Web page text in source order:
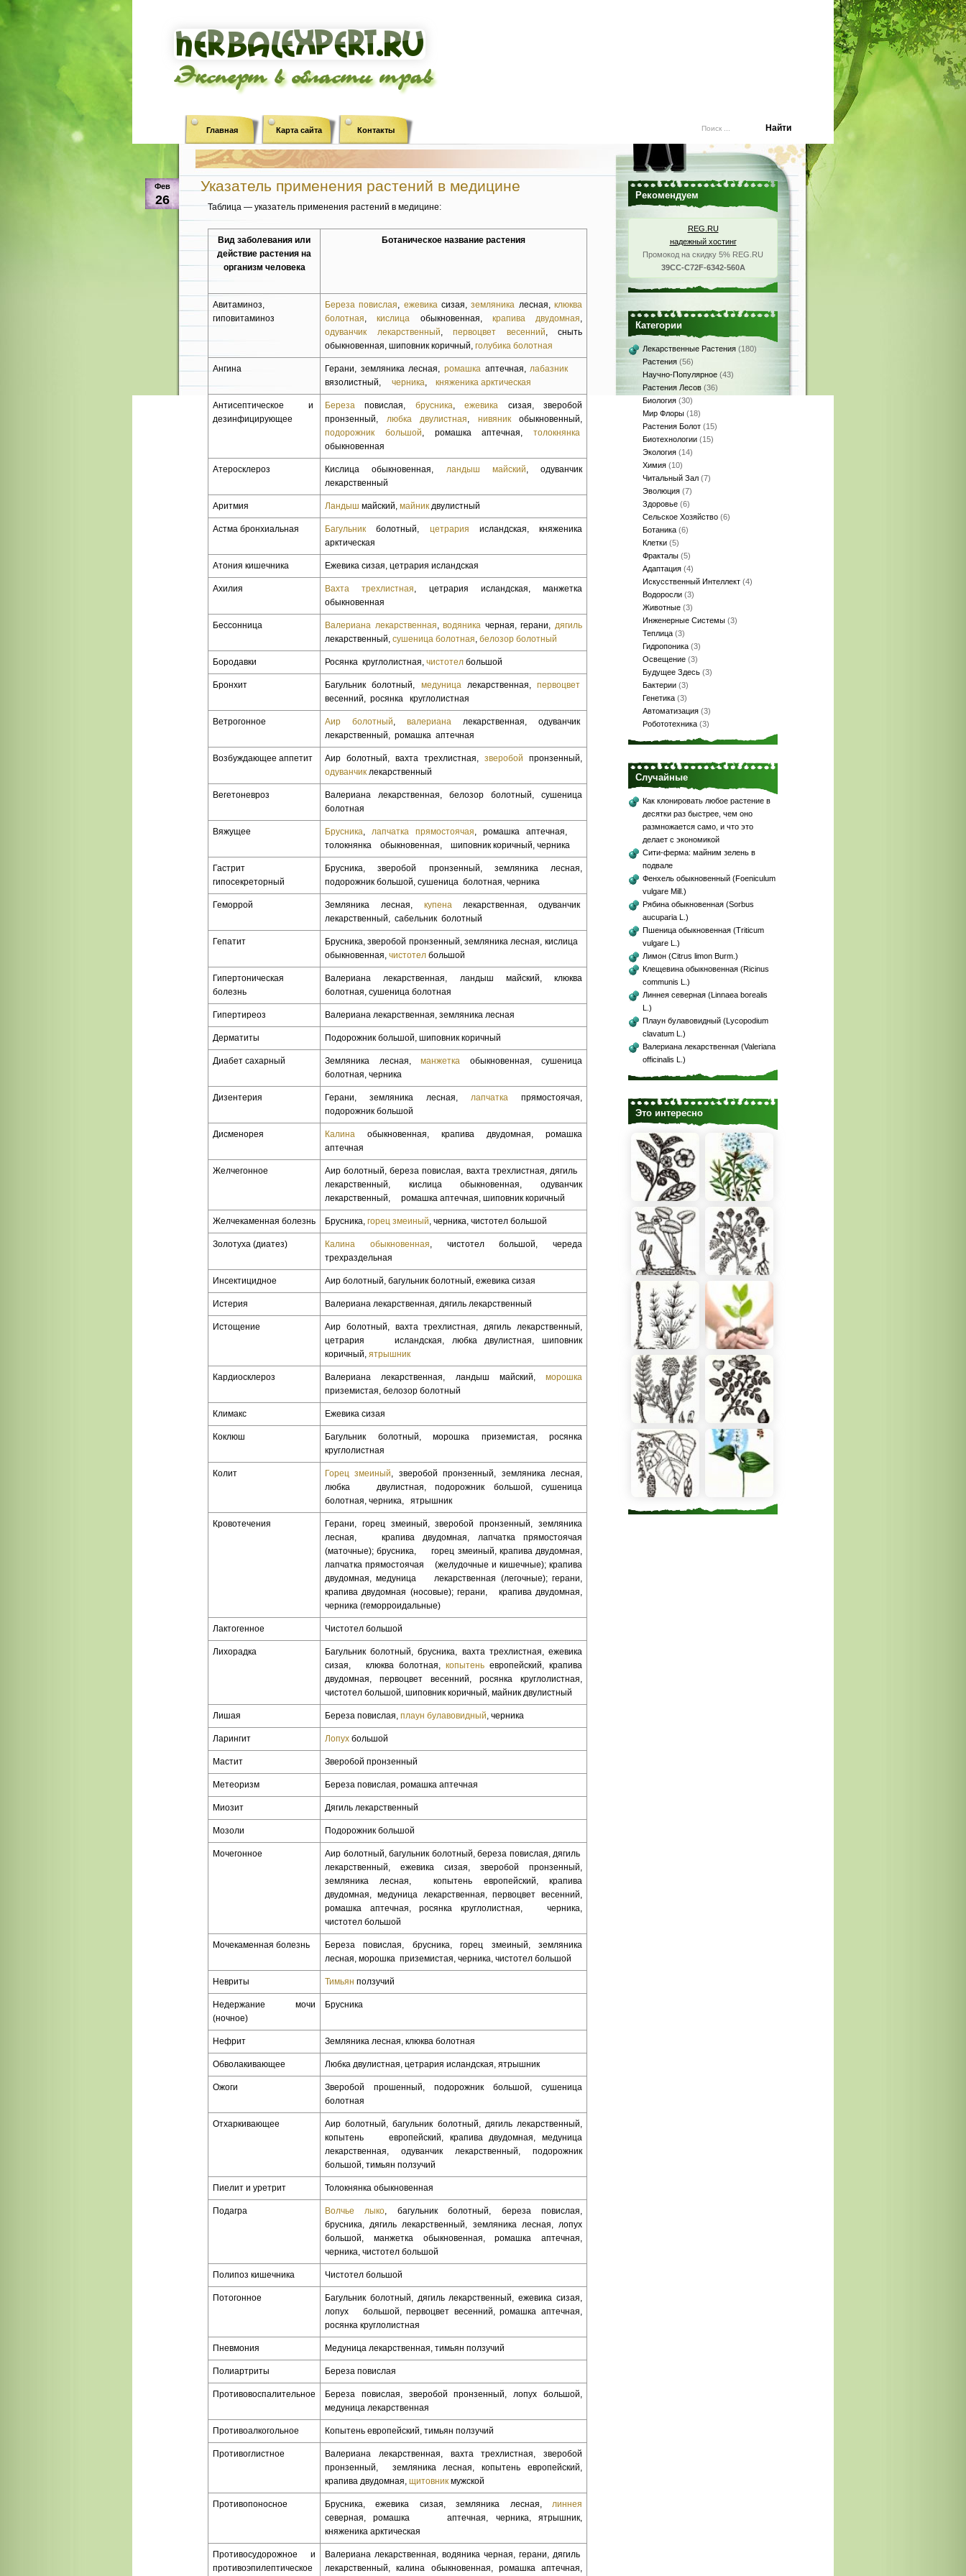
Эксперт в области трав
Главная Карта сайта Контакты
Фев
26
Указатель применения растений в медицине
Таблица — указатель применения растений в медицине:
Вид заболевания или
действие растения на
организм человека
Ботаническое название растения
Авитаминоз,
гиповитаминоз
Береза повислая, ежевикасизая,земляника лес­ная,клюква
болотная,кислица обыкновенная, крапива двудомная,
одуванчик лекарственный, первоцвет весенний, сныть
обыкновенная, ши­повник коричный, голубика болотная
Ангина Герани, земляника лесная, ромашкааптечная,лабазник
вязолистный, черника, княженика арктическая
Антисептическое и
дезинфицирующее
Береза повислая, брусника,ежевика сизая, зве­робой
пронзенный, любка двулистная, нивяникобыкновенный,
подорожник большой, ромашка аптечная, толокнянка
обыкновенная
Атеросклероз Кислица обыкновенная, ландыш майский, одуван­чик
лекарственный
Аритмия Ландыш майский, майник двулистный
Астма бронхи­альная Багульник болотный, цетрария исландская, кня­женика
арктическая
Атония кишечника Ежевика сизая, цетрария исландская
Ахилия Вахта трехлистная, цетрария исландская, ман­жетка
обыкновенная
Бессонница Валериана лекарственная,водяника черная, гера­ни,дягиль
лекарственный, сушеница болотная, белозор болотный
Бородавки Росянка круглолистная, чистотел большой
Бронхит Багульник болотный, медуницалекарственная, первоцвет
весенний, росянка круглолистная
Ветрогонное Аир болотный, валериана лекарственная, одуван­чик
лекарственный, ромашка аптечная
Возбуждающее аппетит Аир болотный, вахта трехлистная, зверобой про­нзенный,
одуванчик лекарственный
Вегетоневроз
Валериана лекарственная, белозор болотный, су­шеница
болотная
Вяжущее Брусника, лапчатка прямостоячая, ромашка ап­течная,
толокнянка обыкновенная, шиповник коричный, черника
Гастрит
гипосекреторный
Брусника, зверобой пронзенный, земляника лес­ная,
подорожник большой, сушеница болотная, черника
Геморрой Земляника лесная, купеналекарственная, одуванчик
лекарственный, сабельник болотный
Гепатит
Брусника, зверобой пронзенный, земляника лесная, кислица
обыкновенная, чистотел большой
Гипертоническая
болезнь
Валериана лекарственная, ландыш майский, клюква
болотная, сушеница болотная
Гипертиреоз Валериана лекарственная, земляника лесная
Дерматиты Подорожник большой, шиповник коричный
Диабет сахарный Земляника лесная, манжетка обыкновенная, сушеница
болотная, черника
Дизентерия Герани, земляника лесная, лапчатка прямостоячая,
подорожник большой
Дисменорея Калина обыкновенная, крапива двудомная, ромашка
аптечная
Желчегонное
Аир болотный, береза повислая, вахта трехлистная, дягиль
лекарственный, кислица обыкновенная, одуванчик
лекарственный, ромашка аптечная, шиповник коричный
Желчекаменная болезнь Брусника, горец змеиный, черника, чистотел большой
Золотуха (диатез) Калина обыкновенная, чистотел большой, череда
трехраздельная
Инсектицидное Аир болотный, багульник болотный, ежевика си­зая
Истерия Валериана лекарственная, дягиль лекарственный
Истощение
Аир болотный, вахта трехлистная, дягиль лекарственный,
цетрария исландская, любка двулистная, шиповник
коричный, ятрышник
Кардиосклероз Валериана лекарственная, ландыш майский, морошка
приземистая, белозор болотный
Климакс Ежевика сизая
Коклюш
Багульник болотный, морошка приземистая, росянка
круглолистная
Колит Горец змеиный, зверобой пронзенный, земляника лесная,
любка двулистная, подорожник большой, сушеница
болотная, черника, ятрышник
Кровотечения
Герани, горец змеиный, зверобой пронзенный, земляника
лесная, крапива двудомная, лапчатка прямостоячая
(маточные); брусника, горец змеиный, крапива двудомная,
лапчатка прямостоячая (желудочные и кишечные); крапива
двудомная, медуница лекарственная (легочные); герани,
крапива двудомная (носовые); герани, крапива двудомная,
черника (геморроидальные)
Лактогенное Чистотел большой
Лихорадка
Багульник болотный, брусника, вахта трехлистная, ежевика
сизая, клюква болотная, копытень европейский, крапива
двудомная, первоцвет весенний, росянка круглолистная,
чистотел большой, шиповник коричный, майник двулистный
Лишая Береза повислая, плаун булавовидный, черника
Ларингит Лопух большой
Мастит Зверобой пронзенный
Метеоризм Береза повислая, ромашка аптечная
Миозит Дягиль лекарственный
Мозоли Подорожник большой
Мочегонное
Аир болотный, багульник болотный, береза повислая, дягиль
лекарственный, ежевика сизая, зверобой пронзенный,
земляника лесная, копытень европейский, крапива
двудомная, медуница лекарственная, первоцвет весенний,
ромашка аптечная, росянка круглолистная, черника,
чистотел большой
Мочекаменная болезнь
Береза повислая, брусника, горец змеиный, земляника
лесная, морошка приземистая, черника, чистотел большой
Невриты Тимьян ползучий
Недержание мочи
(ночное)
Брусника
Нефрит Земляника лесная, клюква болотная
Обволакивающее Любка двулистная, цетрария исландская, ятрышник
Ожоги
Зверобой прошенный, подорожник большой, сушеница
болотная
Отхаркивающее
Аир болотный, багульник болотный, дягиль лекарственный,
копытень европейский, крапива двудомная, медуница
лекарственная, одуванчик лекарственный, подорожник
большой, тимьян ползучий
Пиелит и уретрит Толокнянка обыкновенная
Подагра Волчье лыко, багульник болотный, береза повислая,
брусника, дягиль лекарственный, земляника лесная, лопух
большой, манжетка обыкновенная, ромашка аптечная,
черника, чистотел большой
Полипоз кишечника Чистотел большой
Потогонное
Багульник болотный, дягиль лекарственный, ежевика сизая,
лопух большой, первоцвет весенний, ромашка аптечная,
росянка круглолистная
Пневмония Медуница лекарственная, тимьян ползучий
Полиартриты Береза повислая
Противовоспалительное
Береза повислая, зверобой пронзенный, лопух большой,
медуница лекарственная
Противоалкогольное Копытень европейский, тимьян ползучий
Противоглистное
Валериана лекарственная, вахта трехлистная, зверобой
пронзенный, земляника лесная, копытень европейский,
крапива двудомная, щитовник мужской
Противопоносное Брусника, ежевика сизая, земляника лесная, линнея
северная, ромашка аптечная, черника, ятрышник,
княженика арктическая
Противосудорожное и
противоэпилептическое
Валериана лекарственная, водяника черная, герани, дягиль
лекарственный, калина обыкновенная, ромашка аптечная,
Рекомендуем
REG.RU
надежный хостинг
Промокод на скидку 5% REG.RU
39CC-C72F-6342-560A
Категории
Лекарственные Растения (180)
Растения (56)
Научно-Популярное (43)
Растения Лесов (36)
Биология (30)
Мир Флоры (18)
Растения Болот (15)
Биотехнологии (15)
Экология (14)
Химия (10)
Читальный Зал (7)
Эволюция (7)
Здоровье (6)
Сельское Хозяйство (6)
Ботаника (6)
Клетки (5)
Фракталы (5)
Адаптация (4)
Искусственный Интеллект (4)
Водоросли (3)
Животные (3)
Инженерные Системы (3)
Теплица (3)
Гидропоника (3)
Освещение (3)
Будущее Здесь (3)
Бактерии (3)
Генетика (3)
Автоматизация (3)
Робототехника (3)
Случайные
Как клонировать любое растение в
десятки раз быстрее, чем оно
размножается само, и что это
делает с экономикой
Сити-ферма: майним зелень в
подвале
Фенхель обыкновенный (Foeniculum
vulgare Mill.)
Рябина обыкновенная (Sorbus
aucuparia L.)
Пшеница обыкновенная (Triticum
vulgare L.)
Лимон (Citrus limon Burm.)
Клещевина обыкновенная (Ricinus
communis L.)
Линнея северная (Linnaea borealis
L.)
Плаун булавовидный (Lycopodium
clavatum L.)
Валериана лекарственная (Valeriana
officinalis L.)
Это интересно